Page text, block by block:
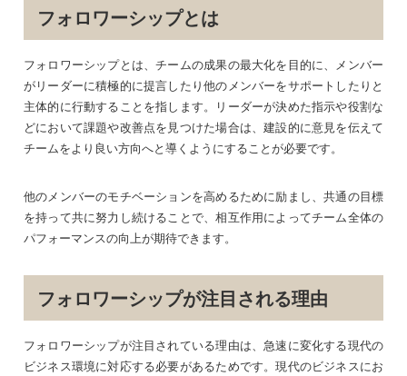
フォロワーシップとは
フォロワーシップとは、チームの成果の最大化を目的に、メンバー
がリーダーに積極的に提言したり他のメンバーをサポートしたりと
主体的に行動することを指します。リーダーが決めた指示や役割な
どにおいて課題や改善点を見つけた場合は、建設的に意見を伝えて
チームをより良い方向へと導くようにすることが必要です。
他のメンバーのモチベーションを高めるために励まし、共通の目標
を持って共に努力し続けることで、相互作用によってチーム全体の
パフォーマンスの向上が期待できます。
フォロワーシップが注目される理由
フォロワーシップが注目されている理由は、急速に変化する現代の
ビジネス環境に対応する必要があるためです。現代のビジネスにお